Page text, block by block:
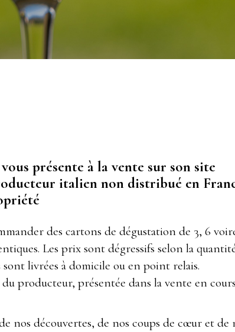
présente à la vente sur son site
italien non distribué en
des cartons de dégustation de 3, 6
Les prix sont dégressifs selon la
livrées à domicile ou en point relais.
producteur, présentée dans la vente en
nos découvertes, de nos coups de cœur et de